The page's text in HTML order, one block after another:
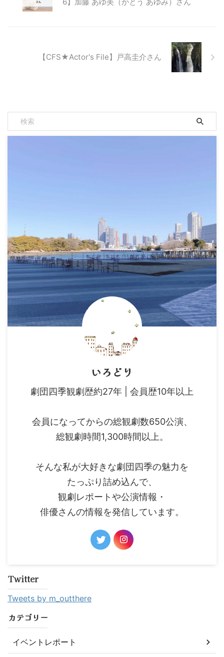
【CFS★Actor's File】戸高圭介さん
いろどり
劇団四季観劇歴約27年 | 会員歴10年以上
会員になってからの総観劇数650公演、
総観劇時間1,300時間以上。
そんな私が大好きな劇団四季の魅力を
たっぷり詰め込んで、
観劇レポートや公演情報・
俳優さんの情報を発信しています。
Twitter
Tweets by m_outthere
カテゴリー
イベントレポート